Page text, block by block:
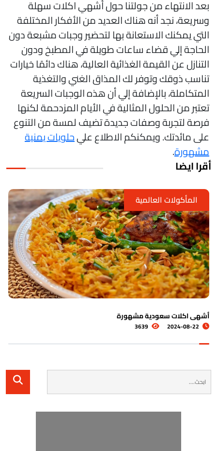
الانتهاء من جولتنا حول أشهي اكلات سهلة
نجد أنه هناك العديد من الأفكار المختلفة
يمكنك الاستعانة بها لتحضير وجبات مشبعة دون
إلي قضاء ساعات طويلة في المطبخ ودون
عن القيمة الغذائية العالية، هناك دائمًا خيارات
ذوقك وتوفر لك المذاق الغني والتغذية
بالإضافة إلي أن هذه الوجبات السريعة
من الحلول المثالية في الأيام المزدحمة لكنها
لتجربة وصفات جديدة تضيف لمسة من التنوع
مائدتك. ويمكنكم الاطلاع عليحلويات يمنية
.
ايضا
المأكولات العالمية
اكلات سعودية مشهورة
2024-08-22
3639